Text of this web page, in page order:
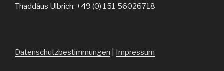
Thaddäus Ulbrich: +49 (0) 151 56026718
Datenschutzbestimmungen Impressum